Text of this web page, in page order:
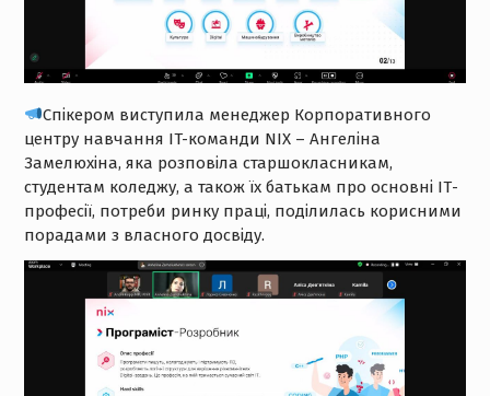
Спікером виступила менеджер Корпоративного
центру навчання IT-команди NIX – Ангеліна
Замелюхіна, яка розповіла старшокласникам,
студентам коледжу, а також їх батькам про основні ІТ-
професії, потреби ринку праці, поділилась корисними
порадами з власного досвіду.